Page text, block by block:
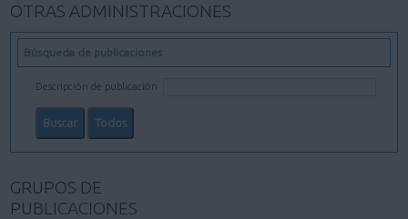
MI CARPETA
INFORMACIÓN MUNICIPAL
OTRAS ADMINISTRACIONES
Búsqueda de publicaciones
Descripción de publicación
GRUPOS DE
PUBLICACIONES